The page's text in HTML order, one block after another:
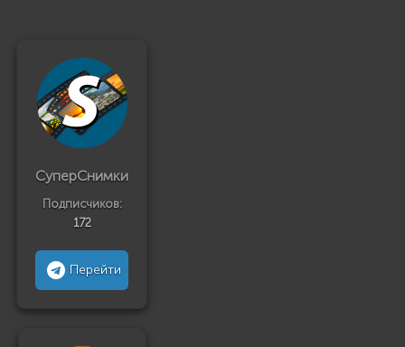
СуперСнимки
Подписчиков:
172
Перейти